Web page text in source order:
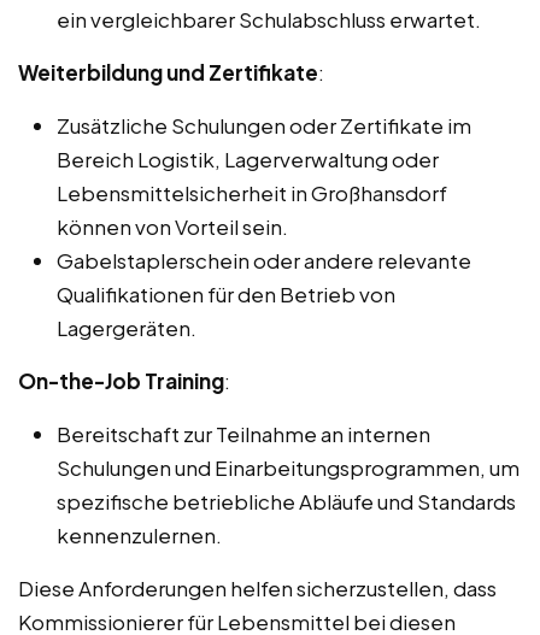
ein vergleichbarer Schulabschluss erwartet.
Weiterbildung und Zertifikate:
Zusätzliche Schulungen oder Zertifikate im
Bereich Logistik, Lagerverwaltung oder
Lebensmittelsicherheit in Großhansdorf
können von Vorteil sein.
Gabelstaplerschein oder andere relevante
Qualifikationen für den Betrieb von
Lagergeräten.
On-the-Job Training:
Bereitschaft zur Teilnahme an internen
Schulungen und Einarbeitungsprogrammen, um
spezifische betriebliche Abläufe und Standards
kennenzulernen.
Diese Anforderungen helfen sicherzustellen, dass
Kommissionierer für Lebensmittel bei diesen